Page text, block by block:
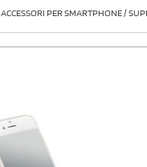
ACCESSORI PER SMARTPHONE/